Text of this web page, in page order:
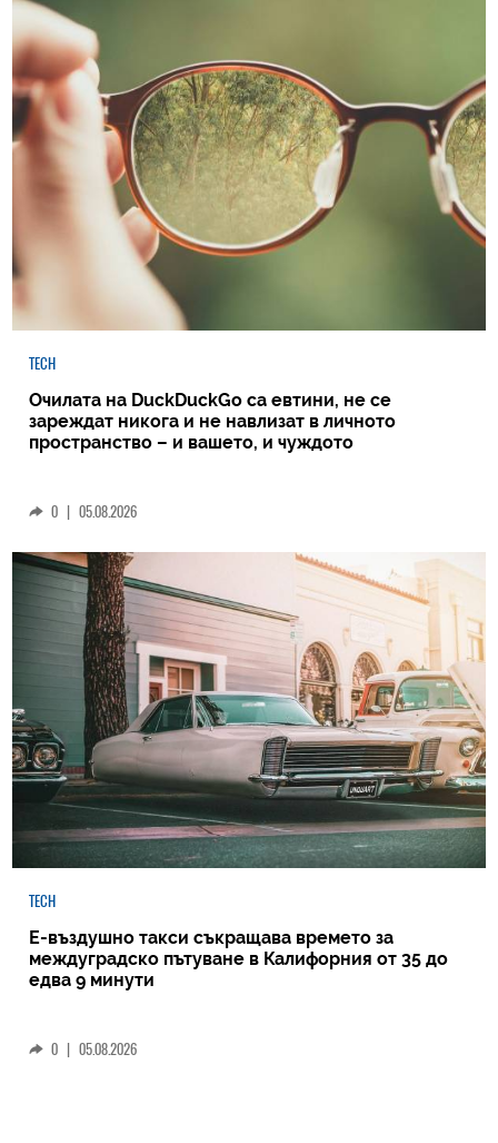
TECH
Очилата на DuckDuckGo са евтини, не се
зареждат никога и не навлизат в личното
пространство – и вашето, и чуждото
0 | 05.08.2026
TECH
Е-въздушно такси съкращава времето за
междуградско пътуване в Калифорния от 35 до
едва 9 минути
0 | 05.08.2026